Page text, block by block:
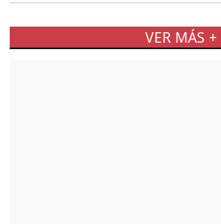
VER MÁS +